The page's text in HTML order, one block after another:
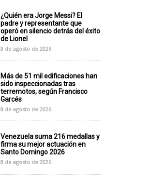
¿Quién era Jorge Messi? El
padre y representante que
operó en silencio detrás del éxito
de Lionel
8 de agosto de 2026
Más de 51 mil edificaciones han
sido inspeccionadas tras
terremotos, según Francisco
Garcés
8 de agosto de 2026
Venezuela suma 216 medallas y
firma su mejor actuación en
Santo Domingo 2026
8 de agosto de 2026